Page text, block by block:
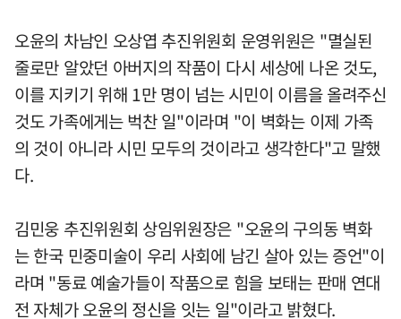
오윤의 차남인 오상엽 추진위원회 운영위원은 "멸실된
줄로만 알았던 아버지의 작품이 다시 세상에 나온 것도,
이를 지키기 위해 1만 명이 넘는 시민이 이름을 올려주신
것도 가족에게는 벅찬 일"이라며 "이 벽화는 이제 가족
의 것이 아니라 시민 모두의 것이라고 생각한다"고 말했
다.
김민웅 추진위원회 상임위원장은 "오윤의 구의동 벽화
는 한국 민중미술이 우리 사회에 남긴 살아 있는 증언"이
라며 "동료 예술가들이 작품으로 힘을 보태는 판매 연대
전 자체가 오윤의 정신을 잇는 일"이라고 밝혔다.